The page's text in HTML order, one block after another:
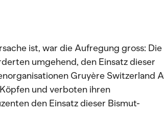
ist, war die Aufregung gross: Die
umgehend, den Einsatz dieser
Gruyère Switzerland
und verboten ihren
den Einsatz dieser Bismut-